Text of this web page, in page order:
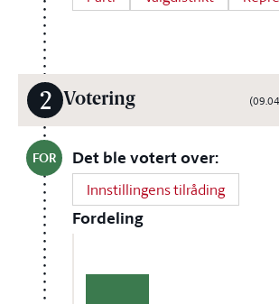
2 Votering
FOR Det ble votert over:
Innstillingens tilråding
Fordeling